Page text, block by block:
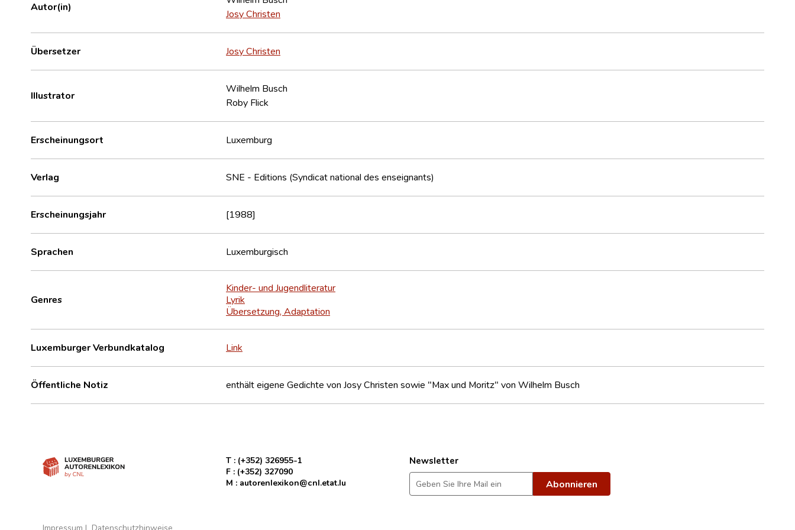
Autor(in)
Josy Christen
Übersetzer Josy Christen
Illustrator
Wilhelm Busch
Roby Flick
Erscheinungsort Luxemburg
Verlag SNE - Editions (Syndicat national des enseignants)
Erscheinungsjahr [1988]
Sprachen Luxemburgisch
Genres
Kinder- und Jugendliteratur
Lyrik
Übersetzung, Adaptation
Luxemburger Verbundkatalog Link
Öffentliche Notiz enthält eigene Gedichte von Josy Christen sowie "Max und Moritz" von Wilhelm Busch
T : (+352) 326955-1
F : (+352) 327090
M : autorenlexikon@cnl.etat.lu
Newsletter
Impressum Datenschutzhinweise